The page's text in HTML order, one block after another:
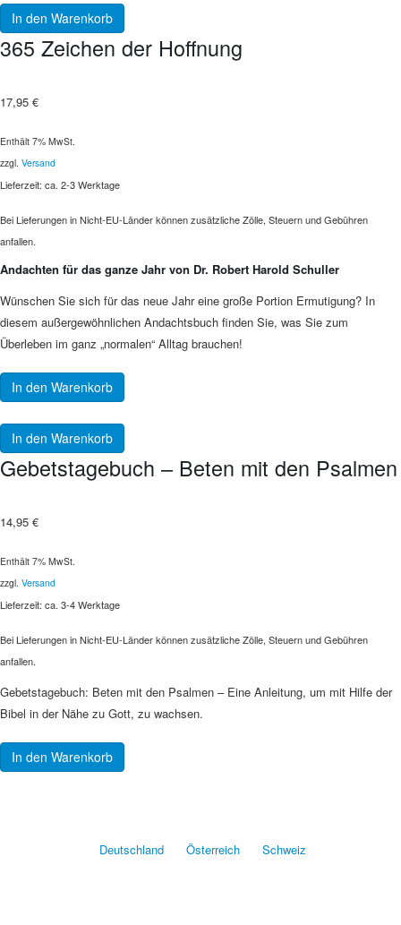
In den Warenkorb
365 Zeichen der Hoffnung
17,95 €
Enthält 7% MwSt.
zzgl. Versand
Lieferzeit: ca. 2-3 Werktage
Bei Lieferungen in Nicht-EU-Länder können zusätzliche Zölle, Steuern und Gebühren
anfallen.
Andachten für das ganze Jahr von Dr. Robert Harold Schuller
Wünschen Sie sich für das neue Jahr eine große Portion Ermutigung? In
diesem außergewöhnlichen Andachtsbuch finden Sie, was Sie zum
Überleben im ganz „normalen“ Alltag brauchen!
In den Warenkorb
In den Warenkorb
Gebetstagebuch – Beten mit den Psalmen
14,95 €
Enthält 7% MwSt.
zzgl. Versand
Lieferzeit: ca. 3-4 Werktage
Bei Lieferungen in Nicht-EU-Länder können zusätzliche Zölle, Steuern und Gebühren
anfallen.
Gebetstagebuch: Beten mit den Psalmen – Eine Anleitung, um mit Hilfe der
Bibel in der Nähe zu Gott, zu wachsen.
In den Warenkorb
Deutschland Österreich Schweiz